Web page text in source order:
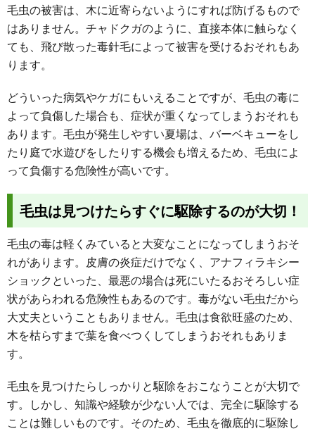
毛虫の被害は、木に近寄らないようにすれば防げるもので
はありません。チャドクガのように、直接本体に触らなく
ても、飛び散った毒針毛によって被害を受けるおそれもあ
ります。
どういった病気やケガにもいえることですが、毛虫の毒に
よって負傷した場合も、症状が重くなってしまうおそれも
あります。毛虫が発生しやすい夏場は、バーベキューをし
たり庭で水遊びをしたりする機会も増えるため、毛虫によ
って負傷する危険性が高いです。
毛虫は見つけたらすぐに駆除するのが大切！
毛虫の毒は軽くみていると大変なことになってしまうおそ
れがあります。皮膚の炎症だけでなく、アナフィラキシー
ショックといった、最悪の場合は死にいたるおそろしい症
状があらわれる危険性もあるのです。毒がない毛虫だから
大丈夫ということもありません。毛虫は食欲旺盛のため、
木を枯らすまで葉を食べつくしてしまうおそれもありま
す。
毛虫を見つけたらしっかりと駆除をおこなうことが大切で
す。しかし、知識や経験が少ない人では、完全に駆除する
ことは難しいものです。そのため、毛虫を徹底的に駆除し